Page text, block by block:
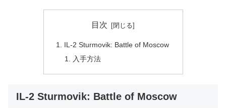
目次
IL-2 Sturmovik: Battle of Moscow
入手方法
IL-2 Sturmovik: Battle of Moscow